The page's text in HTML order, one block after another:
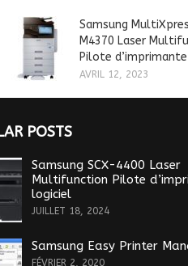
Samsung
M4370 Laser
Pilote
AVRIL 12, 2023
POSTS
Samsung SCX-4400 Laser
Multifunction Pilote
logiciel
JUILLET 18, 2024
Samsung Easy Printer
FÉVRIER 2, 2020